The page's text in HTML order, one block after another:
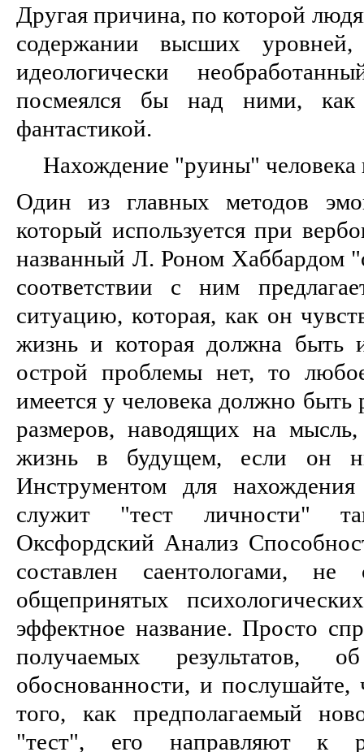
Другая причина, по которой
содержании высших
идеологически
посмеялся бы над ними,
фантастикой.
Нахождение "руины"
Один из главных методов
который используется при
названный Л. Роном Хаббардом
соответствии с ним
ситуацию, которая, как он
жизнь и которая должна быть
острой проблемы нет, то
имеется у человека должно
размеров, наводящих на
жизнь в будущем, если он
Инструментом для
служит "тест личности"
Оксфордский Анализ
составлен саентологами, не
общепринятых
эффектное название. Просто
получаемых результатов,
обоснованности, и послушайте,
того, как предполагаемый
"тест", его направляют к